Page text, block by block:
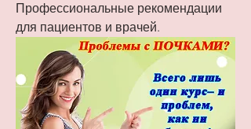
Профессиональные рекомендации
для пациентов и врачей.